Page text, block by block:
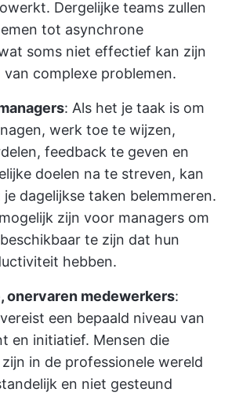
Dergelijke teams zullen
tot asynchrone
soms niet effectief kan zijn
complexe problemen.
: Als het je taak is om
werk toe te wijzen,
feedback te geven en
doelen na te streven, kan
dagelijkse taken belemmeren.
zijn voor managers om
te zijn dat hun
hebben.
onervaren medewerkers:
een bepaald niveau van
en initiatief. Mensen die
in de professionele wereld
en niet gesteund